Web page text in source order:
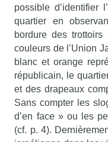
possible d’identifier
quartier en
bordure des
couleurs de l’Union
blanc et orange
républicain, le
et des drapeaux
Sans compter les
d’en face » ou les
(cf. p. 4).